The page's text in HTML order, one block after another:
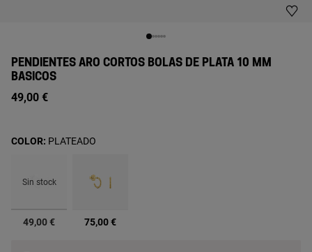
PENDIENTES ARO CORTOS BOLAS DE PLATA 10 MM
BASICOS
49,00 €
Sin stock
seleccionado
49,00 € 75,00 €
COLOR: PLATEADO